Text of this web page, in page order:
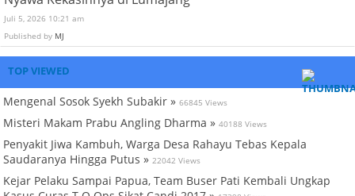
Juli 5, 2026 10:21 am
Published by MJ
TOP VIEWED
Mengenal Sosok Syekh Subakir » 66845 Views
Misteri Makam Prabu Angling Dharma » 40188 Views
Penyakit Jiwa Kambuh, Warga Desa Rahayu Tebas Kepala
Saudaranya Hingga Putus » 22042 Views
Kejar Pelaku Sampai Papua, Team Buser Pati Kembali Ungkap